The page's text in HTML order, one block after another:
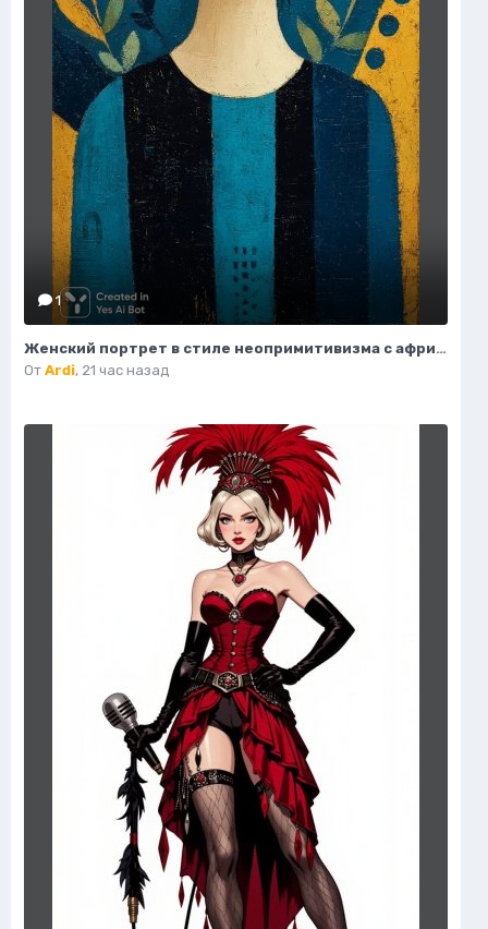
1
Женский портрет в стиле неопримитивизма с африканским влиянием и яркими деталями. Нейронная сеть Midjourney
От Ardi, 21 час назад